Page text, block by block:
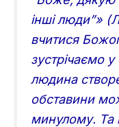
інші люди”»
вчитися
зустрічаємо
людина
обставини
минулому. Та